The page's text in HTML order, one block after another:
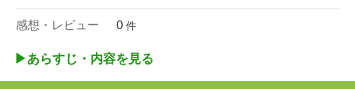
感想・レビュー 0 件
▶︎あらすじ・内容を見る